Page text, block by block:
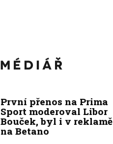
První přenos na Prima
Sport moderoval Libor
Bouček, byl i v reklamě
na Betano